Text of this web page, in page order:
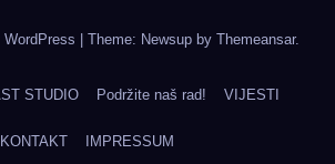
WordPress | Theme: Newsup by Themeansar.
STUDIO Podržite naš rad! VIJESTI
KONTAKT IMPRESSUM